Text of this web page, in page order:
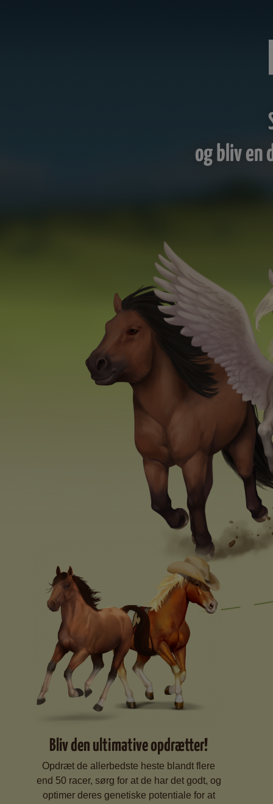
og bliv en
Bliv den ultimative opdrætter!
Opdræt de allerbedste heste blandt flere
end 50 racer, sørg for at de har det godt, og
optimer deres genetiske potentiale for at